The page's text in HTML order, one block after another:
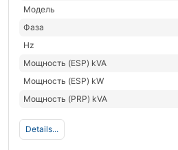
Модель
Фаза
Hz
Мощность (ESP) kVA
Мощность (ESP) kW
Мощность (PRP) kVA
Details...